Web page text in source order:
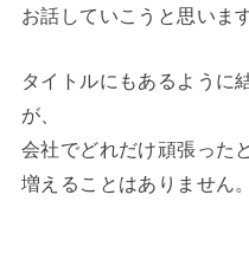
o
o
k
e
r
お話していこうと思います
タイトルにもあるように
が、
会社でどれだけ頑張った
増えることはありません。